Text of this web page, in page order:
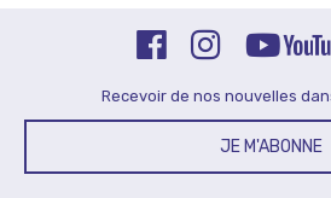
Recevoir de nos nouvelles
JE M'ABONNE